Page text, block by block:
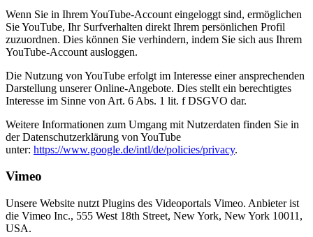
Wenn Sie in Ihrem YouTube-Account eingeloggt sind, ermöglichen
Sie YouTube, Ihr Surfverhalten direkt Ihrem persönlichen Profil
zuzuordnen. Dies können Sie verhindern, indem Sie sich aus Ihrem
YouTube-Account ausloggen.
Die Nutzung von YouTube erfolgt im Interesse einer ansprechenden
Darstellung unserer Online-Angebote. Dies stellt ein berechtigtes
Interesse im Sinne von Art. 6 Abs. 1 lit. f DSGVO dar.
Weitere Informationen zum Umgang mit Nutzerdaten finden Sie in
der Datenschutzerklärung von YouTube
unter: https://www.google.de/intl/de/policies/privacy.
Vimeo
Unsere Website nutzt Plugins des Videoportals Vimeo. Anbieter ist
die Vimeo Inc., 555 West 18th Street, New York, New York 10011,
USA.